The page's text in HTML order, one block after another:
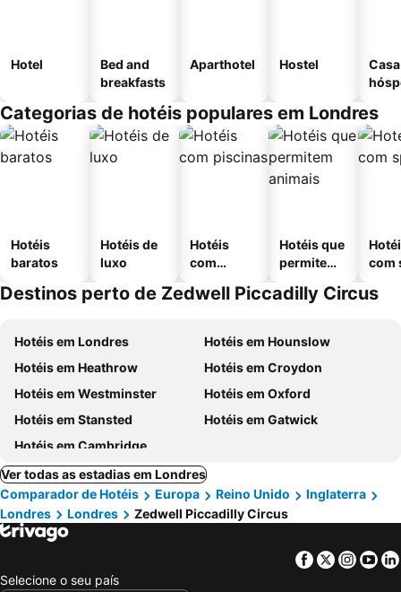
Hotel
Bed and
breakfasts
Aparthotel Hostel
Categorias de hotéis populares em Londres
Hotéis
baratos
Hotéis de
luxo
Hotéis
com
Hotéis que
permitem
com
Destinos perto de Zedwell Piccadilly Circus
Hotéis em Londres
Hotéis em Hounslow
Hotéis em Heathrow
Hotéis em Croydon
Hotéis em Westminster
Hotéis em Oxford
Hotéis em Stansted
Hotéis em Gatwick
Hotéis em Cambridge
Ver todas as estadias em Londres
Comparador de Hotéis
Europa Reino Unido
Inglaterra
Londres
Londres Zedwell Piccadilly Circus
Facebook
Twitter
Selecione o seu país